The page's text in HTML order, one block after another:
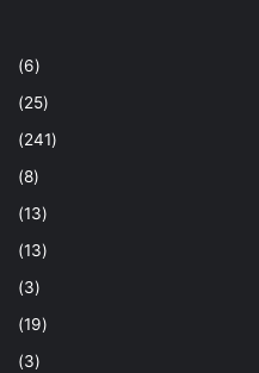
(6)
(25)
(241)
(8)
(13)
(13)
(3)
(19)
(3)